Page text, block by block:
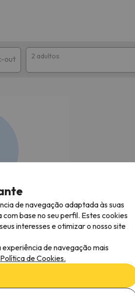
out 2 adultos
o destino.
estará de volta.
na neve!
de navegação adaptada às suas
base no seu perfil. Estes cookies
interesses e otimizar o nosso site
de navegação mais
Política de Cookies.